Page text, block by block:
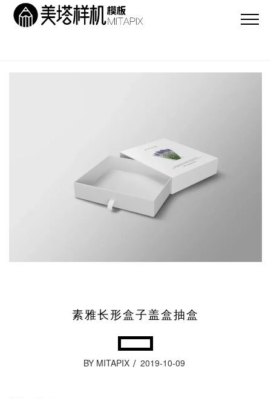
素雅长形盒子盖盒抽盒
BY MITAPIX 2019-10-09